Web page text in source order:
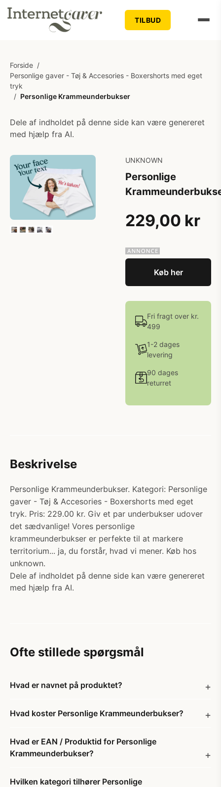
TILBUD
Forside /
Personlige gaver - Tøj & Accesories - Boxershorts med eget
tryk
/ Personlige Krammeunderbukser
Dele af indholdet på denne side kan være genereret
med hjælp fra AI.
UNKNOWN
Personlige
229,00 kr
Køb her
Fri fragt over kr.
499
1-2 dages
levering
90 dages
returret
Beskrivelse
Personlige Krammeunderbukser. Kategori: Personlige
gaver - Tøj & Accesories - Boxershorts med eget
tryk. Pris: 229.00 kr. Giv et par underbukser udover
det sædvanlige! Vores personlige
krammeunderbukser er perfekte til at markere
territorium... ja, du forstår, hvad vi mener. Køb hos
unknown.
Dele af indholdet på denne side kan være genereret
med hjælp fra AI.
Ofte stillede spørgsmål
Hvad er navnet på produktet?
Hvad koster Personlige Krammeunderbukser?
Hvad er EAN / Produktid for Personlige
Krammeunderbukser?
Hvilken kategori tilhører Personlige